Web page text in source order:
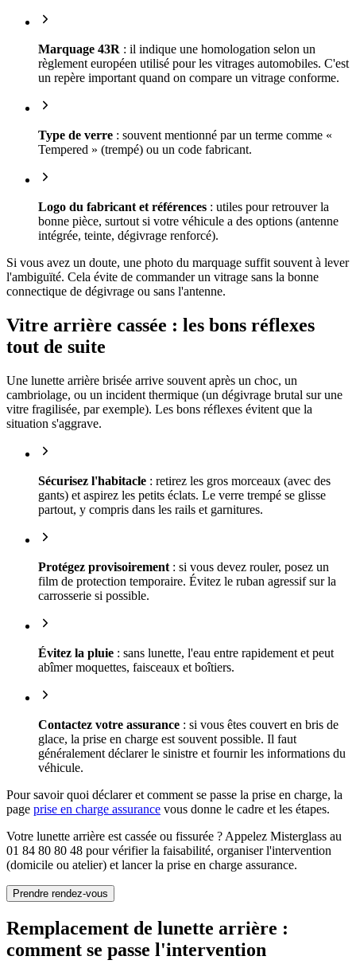
Marquage 43R : il indique une homologation selon un
règlement européen utilisé pour les vitrages automobiles. C'est
un repère important quand on compare un vitrage conforme.
Type de verre : souvent mentionné par un terme comme «
Tempered » (trempé) ou un code fabricant.
Logo du fabricant et références : utiles pour retrouver la
bonne pièce, surtout si votre véhicule a des options (antenne
intégrée, teinte, dégivrage renforcé).
Si vous avez un doute, une photo du marquage suffit souvent à lever
l'ambiguïté. Cela évite de commander un vitrage sans la bonne
connectique de dégivrage ou sans l'antenne.
Vitre arrière cassée : les bons réflexes
tout de suite
Une lunette arrière brisée arrive souvent après un choc, un
cambriolage, ou un incident thermique (un dégivrage brutal sur une
vitre fragilisée, par exemple). Les bons réflexes évitent que la
situation s'aggrave.
Sécurisez l'habitacle : retirez les gros morceaux (avec des
gants) et aspirez les petits éclats. Le verre trempé se glisse
partout, y compris dans les rails et garnitures.
Protégez provisoirement : si vous devez rouler, posez un
film de protection temporaire. Évitez le ruban agressif sur la
carrosserie si possible.
Évitez la pluie : sans lunette, l'eau entre rapidement et peut
abîmer moquettes, faisceaux et boîtiers.
Contactez votre assurance : si vous êtes couvert en bris de
glace, la prise en charge est souvent possible. Il faut
généralement déclarer le sinistre et fournir les informations du
véhicule.
Pour savoir quoi déclarer et comment se passe la prise en charge, la
page prise en charge assurance vous donne le cadre et les étapes.
Votre lunette arrière est cassée ou fissurée ? Appelez Misterglass au
01 84 80 80 48 pour vérifier la faisabilité, organiser l'intervention
(domicile ou atelier) et lancer la prise en charge assurance.
Prendre rendez-vous
Remplacement de lunette arrière :
comment se passe l'intervention